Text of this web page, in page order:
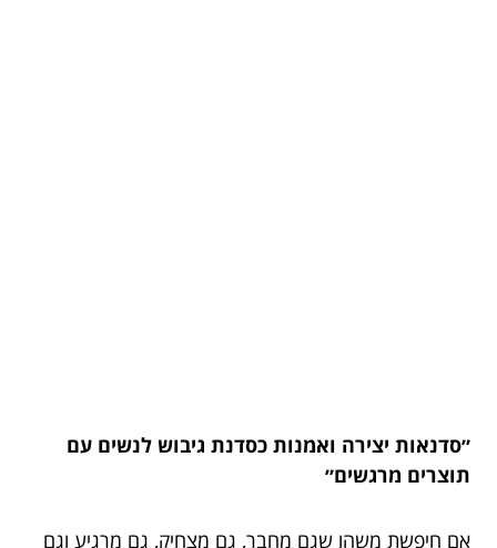
״סדנאות יצירה ואמנות כסדנת גיבוש לנשים עם
תוצרים מרגשים״
אם חיפשת משהו שגם מחבר, גם מצחיק, גם מרגיע וגם